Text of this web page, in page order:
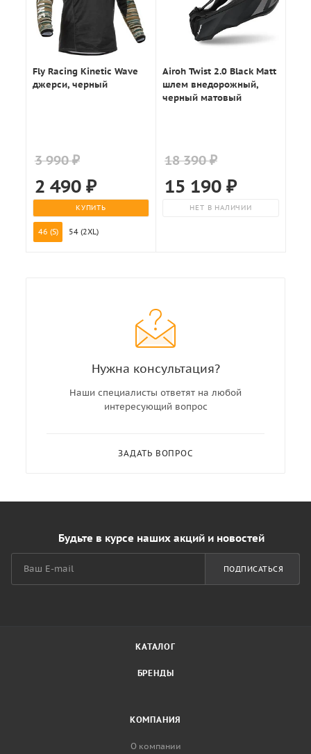
Fly Racing Kinetic Wave
джерси, черный
3 990 ₽
2 490₽
КУПИТЬ
46 (S) 54 (2XL)
Airoh Twist 2.0 Black Matt
шлем внедорожный,
черный матовый
18 390 ₽
15 190 ₽
НЕТ В НАЛИЧИИ
Нужна консультация?
Наши специалисты ответят на любой
интересующий вопрос
ЗАДАТЬ ВОПРОС
Будьте в курсе наших акций и новостей
ПОДПИСАТЬСЯ
КАТАЛОГ
БРЕНДЫ
КОМПАНИЯ
О компании